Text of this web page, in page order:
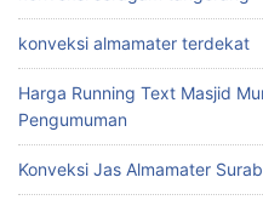
konveksi almamater terdekat
Harga Running Text Masjid
Pengumuman
Konveksi Jas Almamater